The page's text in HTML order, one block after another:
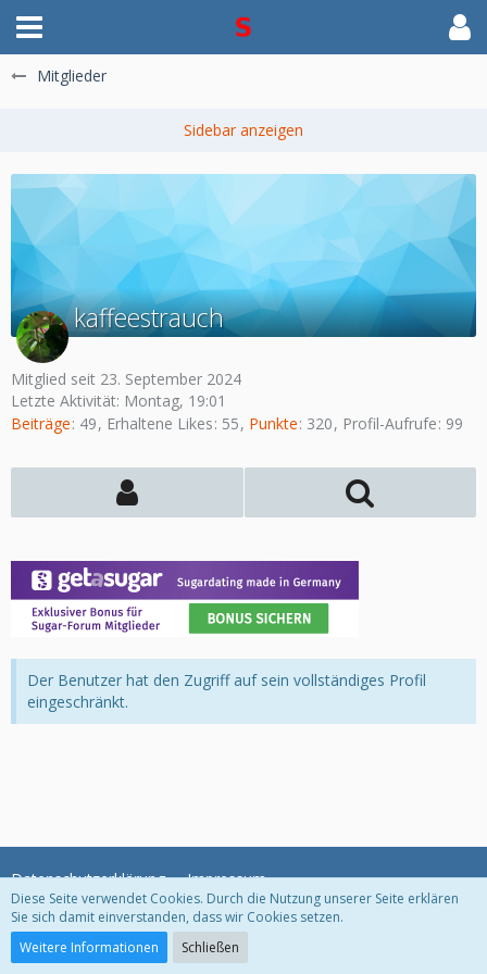
Mitglieder
kaffeestrauch
Mitglied seit 23. September 2024
Letzte Aktivität: Montag, 19:01
Beiträge 49 Erhaltene Likes 55 Punkte 320 Profil-Aufrufe 99
Der Benutzer hat den Zugriff auf sein vollständiges Profil
eingeschränkt.
Datenschutzerklärung Impressum
Community-Software:
Diese Seite verwendet Cookies. Durch die Nutzung unserer Seite erklären
Sie sich damit einverstanden, dass wir Cookies setzen.
Weitere Informationen
Schließen